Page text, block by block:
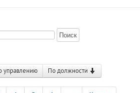
управлению По должности